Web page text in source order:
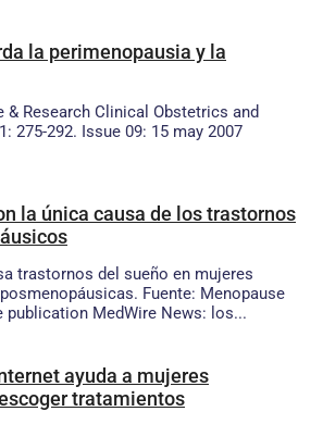
la perimenopausia y la
& Research Clinical Obstetrics and
275-292. Issue 09: 15 may 2007
la única causa de los trastornos
trastornos del sueño en mujeres
Fuente: Menopause
publication MedWire News: los...
ayuda a mujeres
tratamientos